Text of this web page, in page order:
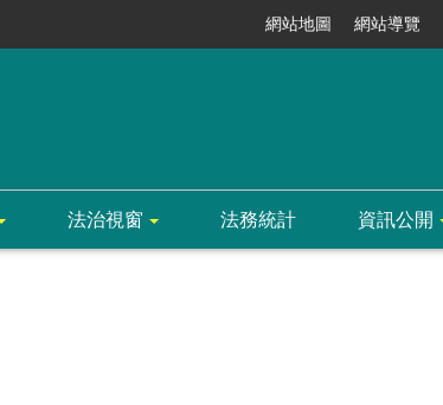
網站地圖 網站導覽
法治視窗 法務統計 資訊公開